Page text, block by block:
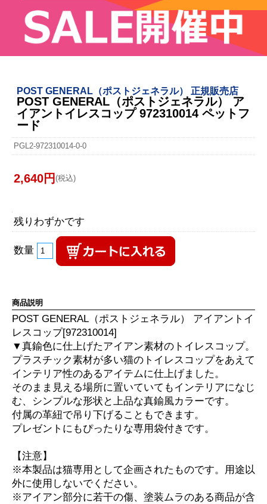
POST GENERAL（ポストジェネラル） 正規販売店
POST GENERAL（ポストジェネラル） ア
イアントイレスコップ 972310014 ペットフ
ード
PGL2-972310014-0-0
2,640円 (税込)
残りわずかです
数量
商品説明
POST GENERAL（ポストジェネラル） アイアントイ
レスコップ[972310014]
▼真鍮色に仕上げたアイアン素材のトイレスコップ。
プラスチック素材が多い猫のトイレスコップをあえて
インテリア性のあるアイテムに仕上げました。
そのまま見える場所に置いていてもインテリアになじ
む、シンプルな形状と上品な真鍮風カラーです。
付属の革紐で吊り下げることもできます。
プレゼントにもぴったりな専用袋付きです。
【注意】
※本製品は猫専用として企画されたものです。用途以
外に使用しないでください。
※アイアン部分に若干の傷、塗装ムラのある商品が含